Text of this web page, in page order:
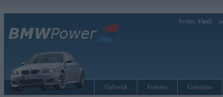
Sveiks, Viesi!
Galvenā Forums Galerijas